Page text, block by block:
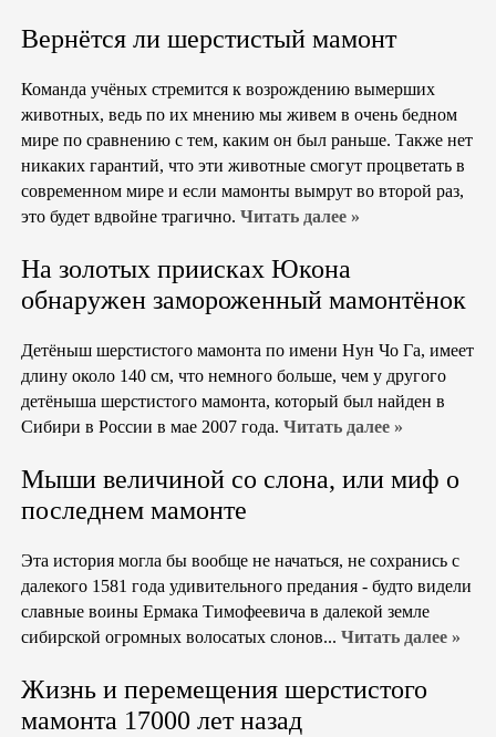
Вернётся ли шерстистый мамонт
Команда учёных стремится к возрождению вымерших
животных, ведь по их мнению мы живем в очень бедном
мире по сравнению с тем, каким он был раньше. Также нет
никаких гарантий, что эти животные смогут процветать в
современном мире и если мамонты вымрут во второй раз,
это будет вдвойне трагично. Читать далее »
На золотых приисках Юкона
обнаружен замороженный мамонтёнок
Детёныш шерстистого мамонта по имени Нун Чо Га, имеет
длину около 140 см, что немного больше, чем у другого
детёныша шерстистого мамонта, который был найден в
Сибири в России в мае 2007 года. Читать далее »
Мыши величиной со слона, или миф о
последнем мамонте
Эта история могла бы вообще не начаться, не сохранись с
далекого 1581 года удивительного предания - будто видели
славные воины Ермака Тимофеевича в далекой земле
сибирской огромных волосатых слонов... Читать далее »
Жизнь и перемещения шерстистого
мамонта 17000 лет назад